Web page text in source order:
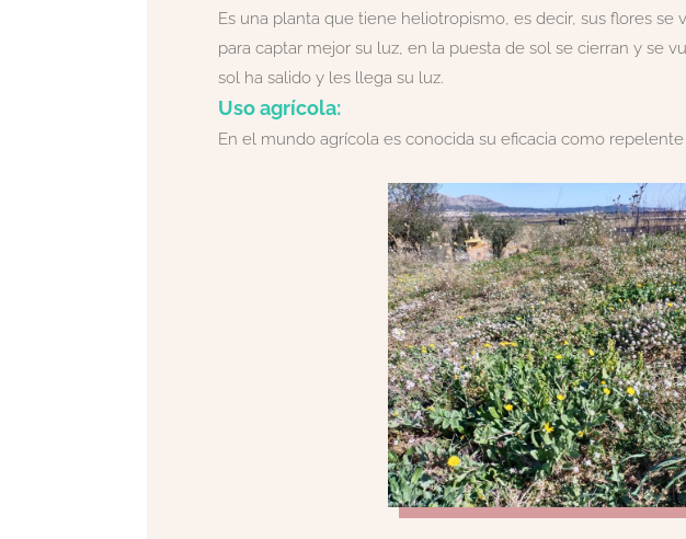
Es una planta que tiene heliotropismo, es decir, sus flores se
para captar mejor su luz, en la puesta de sol se cierran y se
sol ha salido y les llega su luz.
Uso agrícola:
En el mundo agrícola es conocida su eficacia como